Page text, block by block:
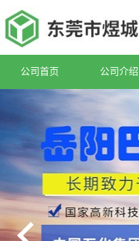
公司首页 公司介绍